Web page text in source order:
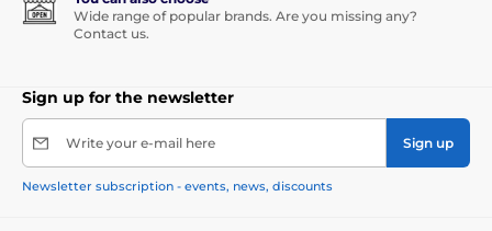
Wide range of popular brands. Are you missing any?
Contact us.
Sign up for the newsletter
Write your e-mail here Sign up
Newsletter subscription - events, news, discounts